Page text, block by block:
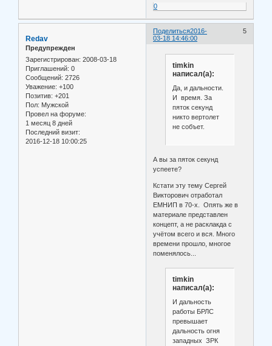
0
Поделиться 5
2016-
03-18 14:46:00
Redav
Предупрежден
Зарегистрирован: 2008-03-18
Приглашений: 0
Сообщений: 2726
Уважение: +100
Позитив: +201
Пол: Мужской
Провел на форуме:
1 месяц 8 дней
Последний визит:
2016-12-18 10:00:25
timkin
написал(а):
Да, и дальности.
И время. За
пяток секунд
никто вертолет
не собъет.
А вы за пяток секунд
успеете?
Кстати эту тему Сергей
Викторович отработал
ЕМНИП в 70-х. Опять же в
материале представлен
концепт, а не расклакда с
учётом всего и вся. Много
времени прошло, многое
поменялось...
timkin
написал(а):
И дальность
работы БРЛС
превышает
дальность огня
западных ЗРК